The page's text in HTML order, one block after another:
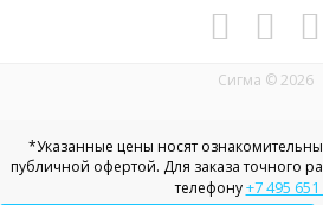
Сигма © 2026
*Указанные цены носят
публичной офертой. Для заказа точного
телефону+7 495